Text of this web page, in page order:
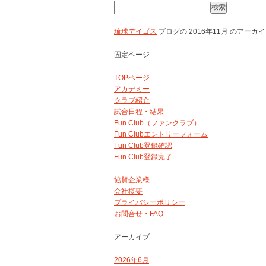
索:
琉球デイゴス ブログの 2016年11月 のアーカイ
固定ページ
TOPページ
アカデミー
クラブ紹介
試合日程・結果
Fun Club（ファンクラブ）
Fun Clubエントリーフォーム
Fun Club登録確認
Fun Club登録完了
協賛企業様
会社概要
プライバシーポリシー
お問合せ・FAQ
アーカイブ
2026年6月